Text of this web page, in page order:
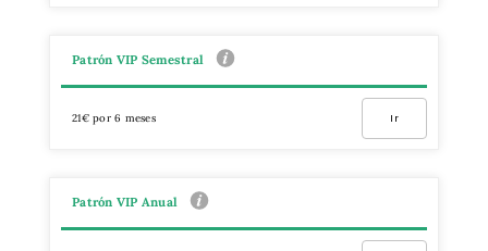
Patrón VIP Semestral
21€ por 6 meses Ir
Patrón VIP Anual